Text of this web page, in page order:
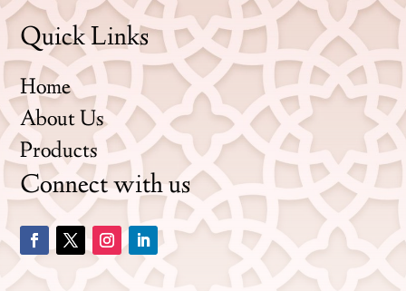
Quick Links
Home
About Us
Products
Connect with us